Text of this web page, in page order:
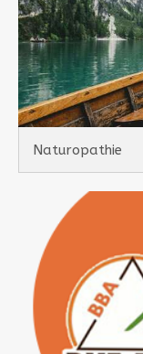
Naturopathie